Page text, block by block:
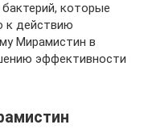
которые
к действию
Мирамистин в
эффективности